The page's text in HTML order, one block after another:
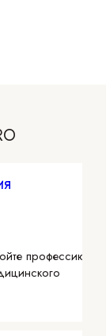
профессию с